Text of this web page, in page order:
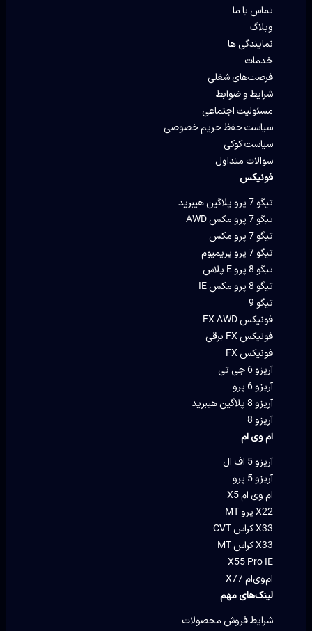
تماس با ما
وبلاگ
نمایندگی ها
خدمات
فرصت‌های شغلی
شرایط و ضوابط
مسئولیت اجتماعی
سیاست حفظ حریم خصوصی
سیاست کوکی
سوالات متداول
فونیکس
تیگو 7 پرو پلاگین هیبرید
تیگو 7 پرو مکس AWD
تیگو 7 پرو مکس
تیگو 7 پرو پریمیوم
تیگو 8 پرو E پلاس
تیگو 8 پرو مکس IE
تیگو 9
فونیکس FX AWD
فونیکس FX برقی
فونیکس FX
آریزو 6 جی تی
آریزو 6 پرو
آریزو 8 پلاگین هیبرید
آریزو 8
ام وی ام
آریزو 5 اف ال
آریزو 5 پرو
ام وی ام X5
X22 پرو MT
X33 کراس CVT
X33 کراس MT
X55 Pro IE
ام‌وی‌ام X77
لینک‌های مهم
شرایط فروش محصولات